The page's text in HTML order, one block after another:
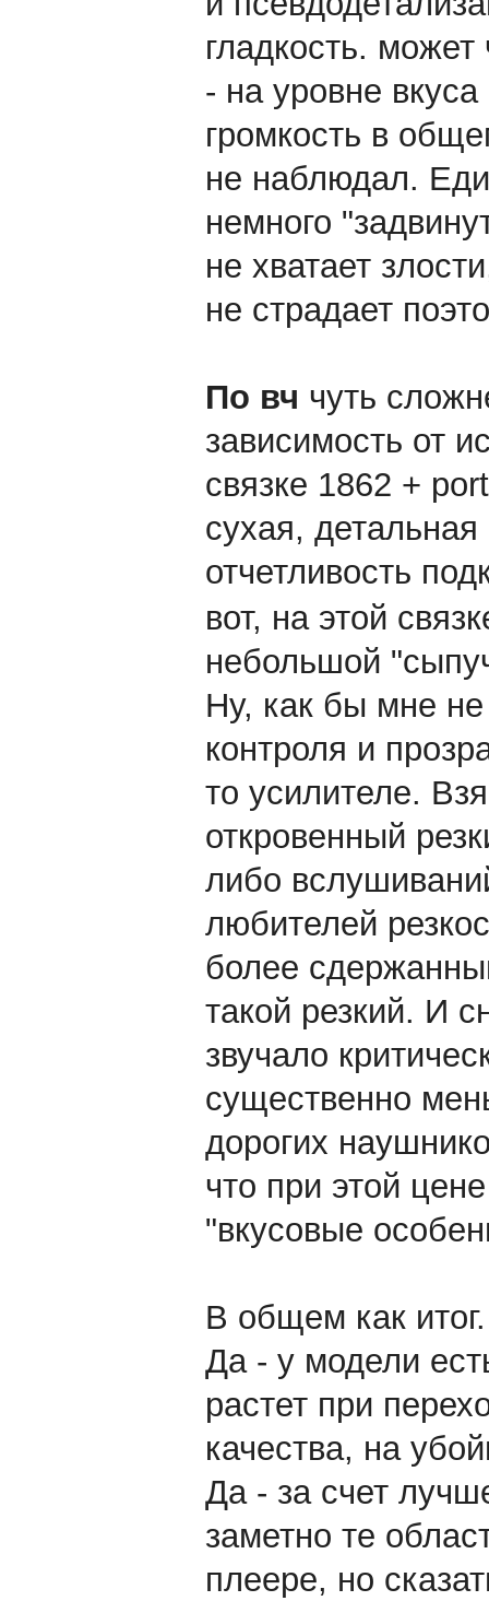
гладкость.
- на уровне
громкость в
не наблюдал.
немного
не хватает
не страдает
По вч чуть
зависимость от
связке 1862 +
сухая, детальная
отчетливость
вот, на этой
небольшой
Ну, как бы мне
контроля и
то усилителе.
откровенный
либо
любителей
более
такой резкий. И
звучало
существенно
дорогих
что при этой
"вкусовые
В общем как итог.
Да - у модели
растет при
качества, на
Да - за счет
заметно те
плеере, но